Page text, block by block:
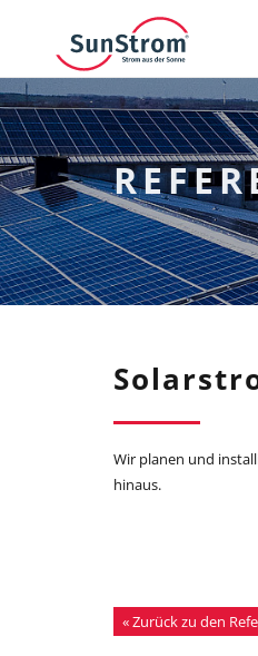
Wir planen und
hinaus.
« Zurück zu den